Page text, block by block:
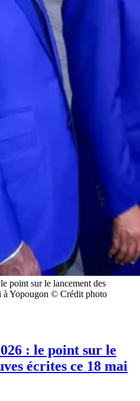
point sur le lancement des
à Yopougon © Crédit photo
: le point sur le
écrites ce 18 mai